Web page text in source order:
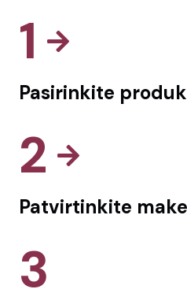
1
Pasirinkite
2
Patvirtinkite
3